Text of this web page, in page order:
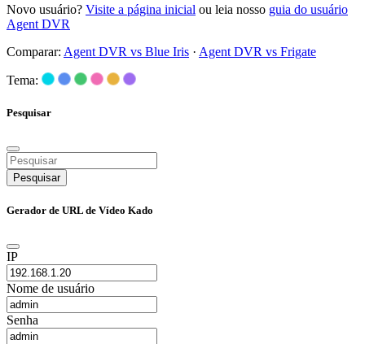
Novo usuário? Visite a página inicial ou leia nosso guia do usuário
Agent DVR
Comparar: Agent DVR vs Blue Iris · Agent DVR vs Frigate
Tema:
Pesquisar
Pesquisar
Gerador de URL de Vídeo Kado
IP
Nome de usuário
Senha